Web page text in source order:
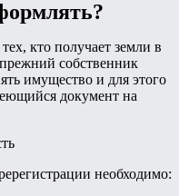
кто получает земли в
собственник
имущество и для этого
документ на
необходимо: